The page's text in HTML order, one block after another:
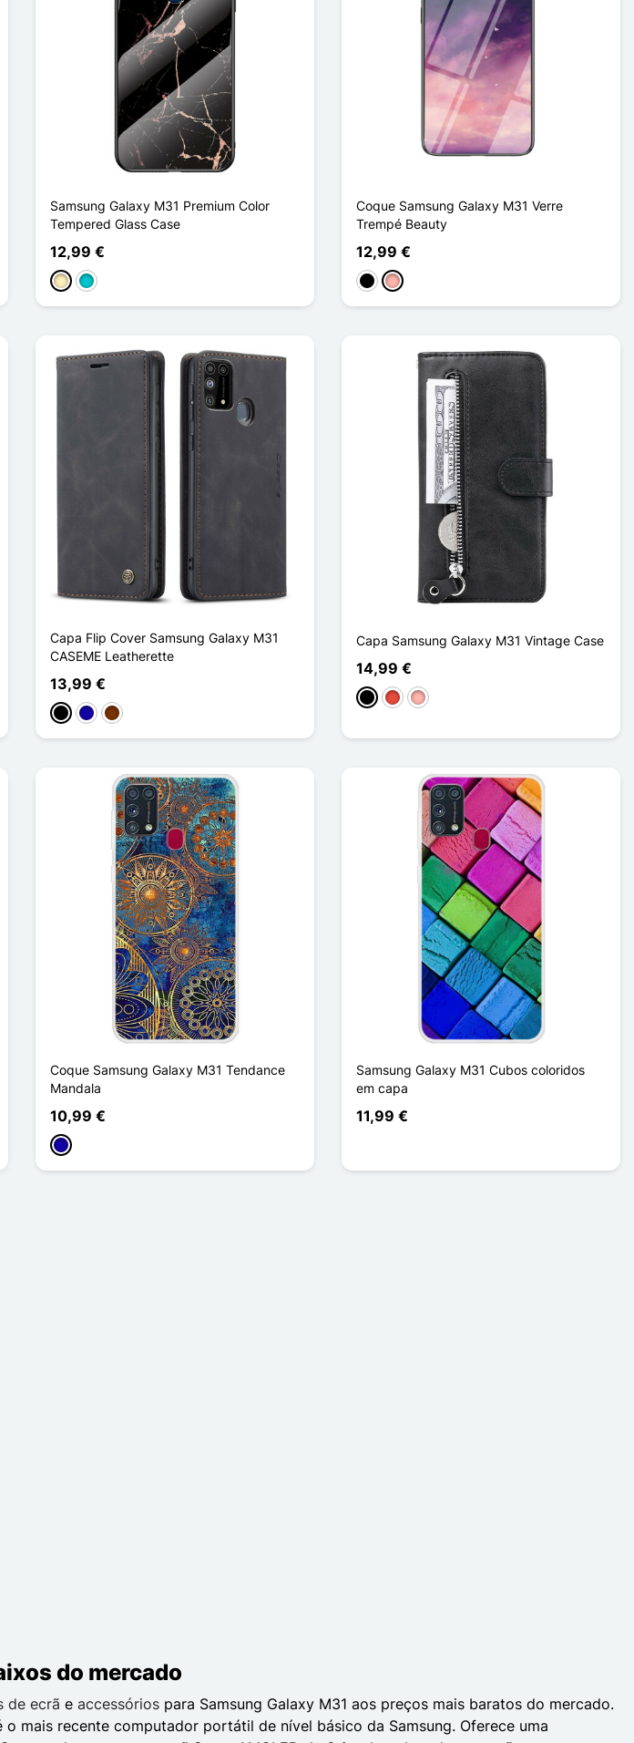
Samsung Galaxy M31 Premium Color
Tempered Glass Case
12,99 €
OuroTurquesa
Coque Samsung Galaxy M31 Verre
Trempé Beauty
12,99 €
PretoOuro rosa
Capa Flip Cover Samsung Galaxy M31
CASEME Leatherette
13,99 €
PretoAzul Escuro
Café
Capa Samsung Galaxy M31 Vintage Case
14,99 €
PretoVermelhoOuro rosa
Coque Samsung Galaxy M31 Tendance
Mandala
10,99 €
Azul Escuro
Samsung Galaxy M31 Cubos coloridos
em capa
11,99 €
do mercado
de ecrã e accessórios para Samsung Galaxy M31 aos preços mais baratos do mercado.
mais recente computador portátil de nível básico da Samsung. Oferece uma